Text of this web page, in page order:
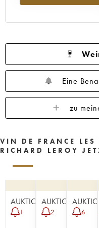
Eine
zu
VIN DE FRANCE LES
RICHARD LEROY
AUKTION
1
AUKTION
2 6